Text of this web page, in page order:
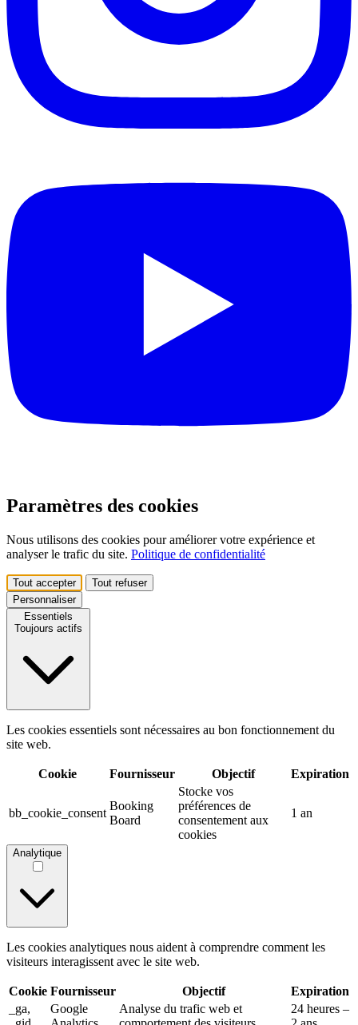
Paramètres des cookies
Nous utilisons des cookies pour améliorer votre expérience et
analyser le trafic du site. Politique de confidentialité
Tout accepter
Tout refuser
Personnaliser
Essentiels
Toujours actifs
Les cookies essentiels sont nécessaires au bon fonctionnement du
site web.
Cookie Fournisseur Objectif Expiration
bb_cookie_consent
Booking
Board
Stocke vos
préférences de
consentement aux
cookies
1 an
Analytique
Les cookies analytiques nous aident à comprendre comment les
visiteurs interagissent avec le site web.
Cookie Fournisseur Objectif
Expiration
_ga,
Google
Analyse du trafic web et
24 heures –